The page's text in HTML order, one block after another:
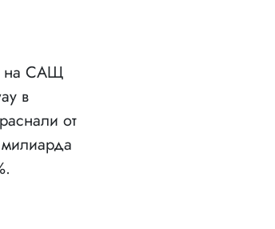
на САЩ
в
от